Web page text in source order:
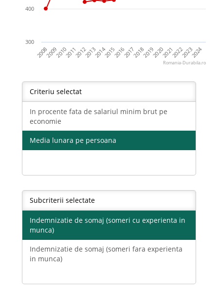
20082009201020112012201320142015201620172018201920202021202220232024
300
400
Romania-Durabila.ro
Criteriu selectat
In procente fata de salariul minim brut pe
economie
Media lunara pe persoana
Subcriterii selectate
Indemnizatie de somaj (someri cu experienta in
munca)
Indemnizatie de somaj (someri fara experienta
in munca)